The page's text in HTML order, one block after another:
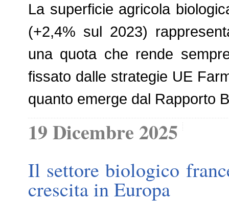
La superficie agricola
(+2,4% sul 2023)
una quota che rende
fissato dalle strategie UE
quanto emerge dal Rapporto
19 Dicembre 2025
Il settore biologico
crescita in Europa